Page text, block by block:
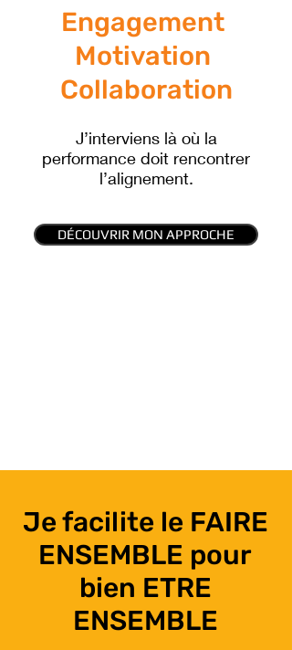
Engagement
Motivation
Collaboration
J’interviens là où la
performance doit rencontrer
l’alignement.
DÉCOUVRIR MON APPROCHE
Je facilite le FAIRE
ENSEMBLE pour
bien ETRE
ENSEMBLE